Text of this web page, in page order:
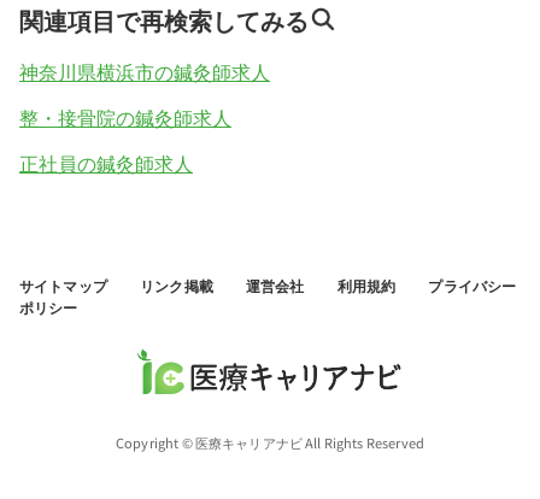
関連項目で再検索してみる
神奈川県横浜市の鍼灸師求人
整・接骨院の鍼灸師求人
正社員の鍼灸師求人
サイトマップ リンク掲載 運営会社 利用規約
プライバシー
ポリシー
Copyright © 医療キャリアナビ All Rights Reserved